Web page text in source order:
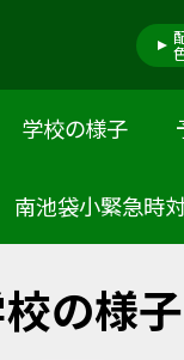
学校の様子
南池袋小緊急時
の様子